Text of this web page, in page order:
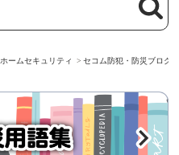
検索
ホームセキュリティ セコム防犯・防災ブログ